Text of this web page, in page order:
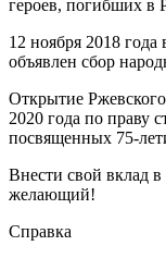
героев, погибших в
12 ноября 2018
объявлен сбор
Открытие
2020 года по праву
посвященных 75-
Внести свой вклад
желающий!
Справка